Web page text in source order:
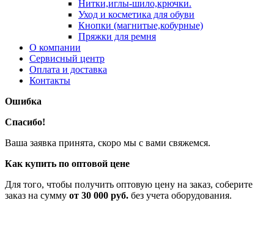
Нитки,иглы-шило,крючки.
Уход и косметика для обуви
Кнопки (магнитые,кобурные)
Пряжки для ремня
О компании
Сервисный центр
Оплата и доставка
Контакты
Ошибка
Спасибо!
Ваша заявка принята, скоро мы с вами свяжемся.
Как купить по оптовой цене
Для того, чтобы получить оптовую цену на заказ, соберите
заказ на сумму от 30 000 руб. без учета оборудования.